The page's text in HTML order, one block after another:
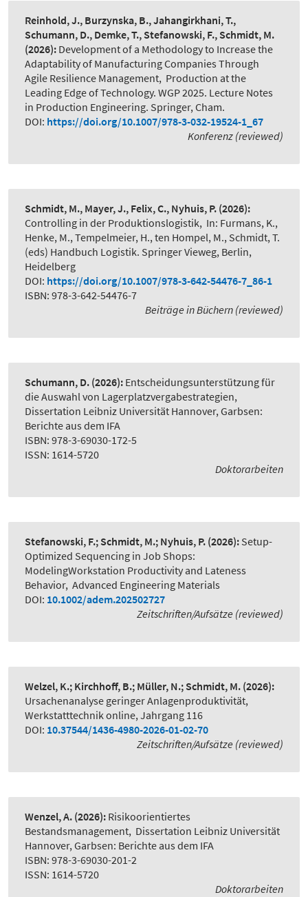
Reinhold, J., Burzynska, B., Jahangirkhani, T.,
Schumann, D., Demke, T., Stefanowski, F., Schmidt, M.
(2026): Development of a Methodology to Increase the
Adaptability of Manufacturing Companies Through
Agile Resilience Management, Production at the
Leading Edge of Technology. WGP 2025. Lecture Notes
in Production Engineering. Springer, Cham.
DOI: https://doi.org/10.1007/978-3-032-19524-1_67
Konferenz (reviewed)
Schmidt, M., Mayer, J., Felix, C., Nyhuis, P. (2026):
Controlling in der Produktionslogistik, In: Furmans, K.,
Henke, M., Tempelmeier, H., ten Hompel, M., Schmidt, T.
(eds) Handbuch Logistik. Springer Vieweg, Berlin,
Heidelberg
DOI: https://doi.org/10.1007/978-3-642-54476-7_86-1
ISBN: 978-3-642-54476-7
Beiträge in Büchern (reviewed)
Schumann, D. (2026): Entscheidungsunterstützung für
die Auswahl von Lagerplatzvergabestrategien,
Dissertation Leibniz Universität Hannover, Garbsen:
Berichte aus dem IFA
ISBN: 978-3-69030-172-5
ISSN: 1614-5720
Doktorarbeiten
Stefanowski, F.; Schmidt, M.; Nyhuis, P. (2026): Setup-
Optimized Sequencing in Job Shops:
ModelingWorkstation Productivity and Lateness
Behavior, Advanced Engineering Materials
DOI: 10.1002/adem.202502727
Zeitschriften/Aufsätze (reviewed)
Welzel, K.; Kirchhoff, B.; Müller, N.; Schmidt, M. (2026):
Ursachenanalyse geringer Anlagenproduktivität,
Werkstatttechnik online, Jahrgang 116
DOI: 10.37544/1436-4980-2026-01-02-70
Zeitschriften/Aufsätze (reviewed)
Wenzel, A. (2026): Risikoorientiertes
Bestandsmanagement, Dissertation Leibniz Universität
Hannover, Garbsen: Berichte aus dem IFA
ISBN: 978-3-69030-201-2
ISSN: 1614-5720
Doktorarbeiten